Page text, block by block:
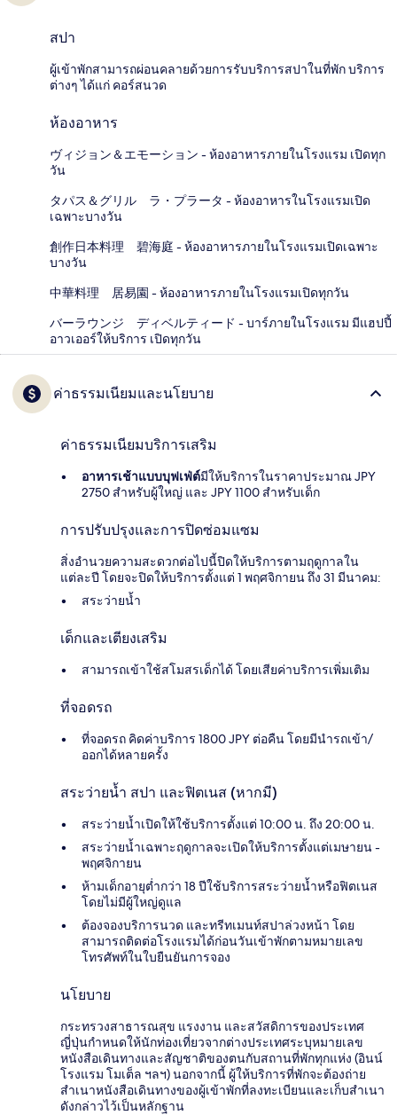
สปา
ผู้เข้าพักสามารถผ่อนคลายด้วยการรับบริการสปาในที่พัก บริการ
ต่างๆ ได้แก่ คอร์สนวด
ห้องอาหาร
ヴィジョン＆エモーション - ห้องอาหารภายในโรงแรม เปิดทุก
วัน
タパス＆グリル ラ・プラータ - ห้องอาหารในโรงแรมเปิด
เฉพาะบางวัน
創作日本料理 碧海庭 - ห้องอาหารภายในโรงแรมเปิดเฉพาะ
บางวัน
中華料理 居易園 - ห้องอาหารภายในโรงแรมเปิดทุกวัน
バーラウンジ ディベルティード - บาร์ภายในโรงแรม มีแฮปปี้
อาวเออร์ให้บริการ เปิดทุกวัน
ค่าธรรมเนียมและนโยบาย
ค่าธรรมเนียมบริการเสริม
อาหารเช้าแบบบุฟเฟ่ต์มีให้บริการในราคาประมาณ JPY
2750 สำหรับผู้ใหญ่ และ JPY 1100 สำหรับเด็ก
การปรับปรุงและการปิดซ่อมแซม
สิ่งอำนวยความสะดวกต่อไปนี้ปิดให้บริการตามฤดูกาลใน
แต่ละปี โดยจะปิดให้บริการตั้งแต่ 1 พฤศจิกายน ถึง 31 มีนาคม:
สระว่ายน้ำ
เด็กและเตียงเสริม
สามารถเข้าใช้สโมสรเด็กได้ โดยเสียค่าบริการเพิ่มเติม
ที่จอดรถ
ที่จอดรถ คิดค่าบริการ 1800 JPY ต่อคืน โดยมีนำรถเข้า/
ออกได้หลายครั้ง
สระว่ายน้ำ สปา และฟิตเนส (หากมี)
สระว่ายน้ำเปิดให้ใช้บริการตั้งแต่ 10:00 น. ถึง 20:00 น.
สระว่ายน้ำเฉพาะฤดูกาลจะเปิดให้บริการตั้งแต่เมษายน -
พฤศจิกายน
ห้ามเด็กอายุต่ำกว่า 18 ปีใช้บริการสระว่ายน้ำหรือฟิตเนส
โดยไม่มีผู้ใหญ่ดูแล
ต้องจองบริการนวด และทรีทเมนท์สปาล่วงหน้า โดย
สามารถติดต่อโรงแรมได้ก่อนวันเข้าพักตามหมายเลข
โทรศัพท์ในใบยืนยันการจอง
นโยบาย
กระทรวงสาธารณสุข แรงงาน และสวัสดิการของประเทศ
ญี่ปุ่นกำหนดให้นักท่องเที่ยวจากต่างประเทศระบุหมายเลข
หนังสือเดินทางและสัญชาติของตนกับสถานที่พักทุกแห่ง (อินน์
โรงแรม โมเต็ล ฯลฯ) นอกจากนี้ ผู้ให้บริการที่พักจะต้องถ่าย
สำเนาหนังสือเดินทางของผู้เข้าพักที่ลงทะเบียนและเก็บสำเนา
ดังกล่าวไว้เป็นหลักฐาน